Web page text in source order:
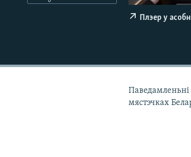
Плэер у
Паведамленьні
мястэчках